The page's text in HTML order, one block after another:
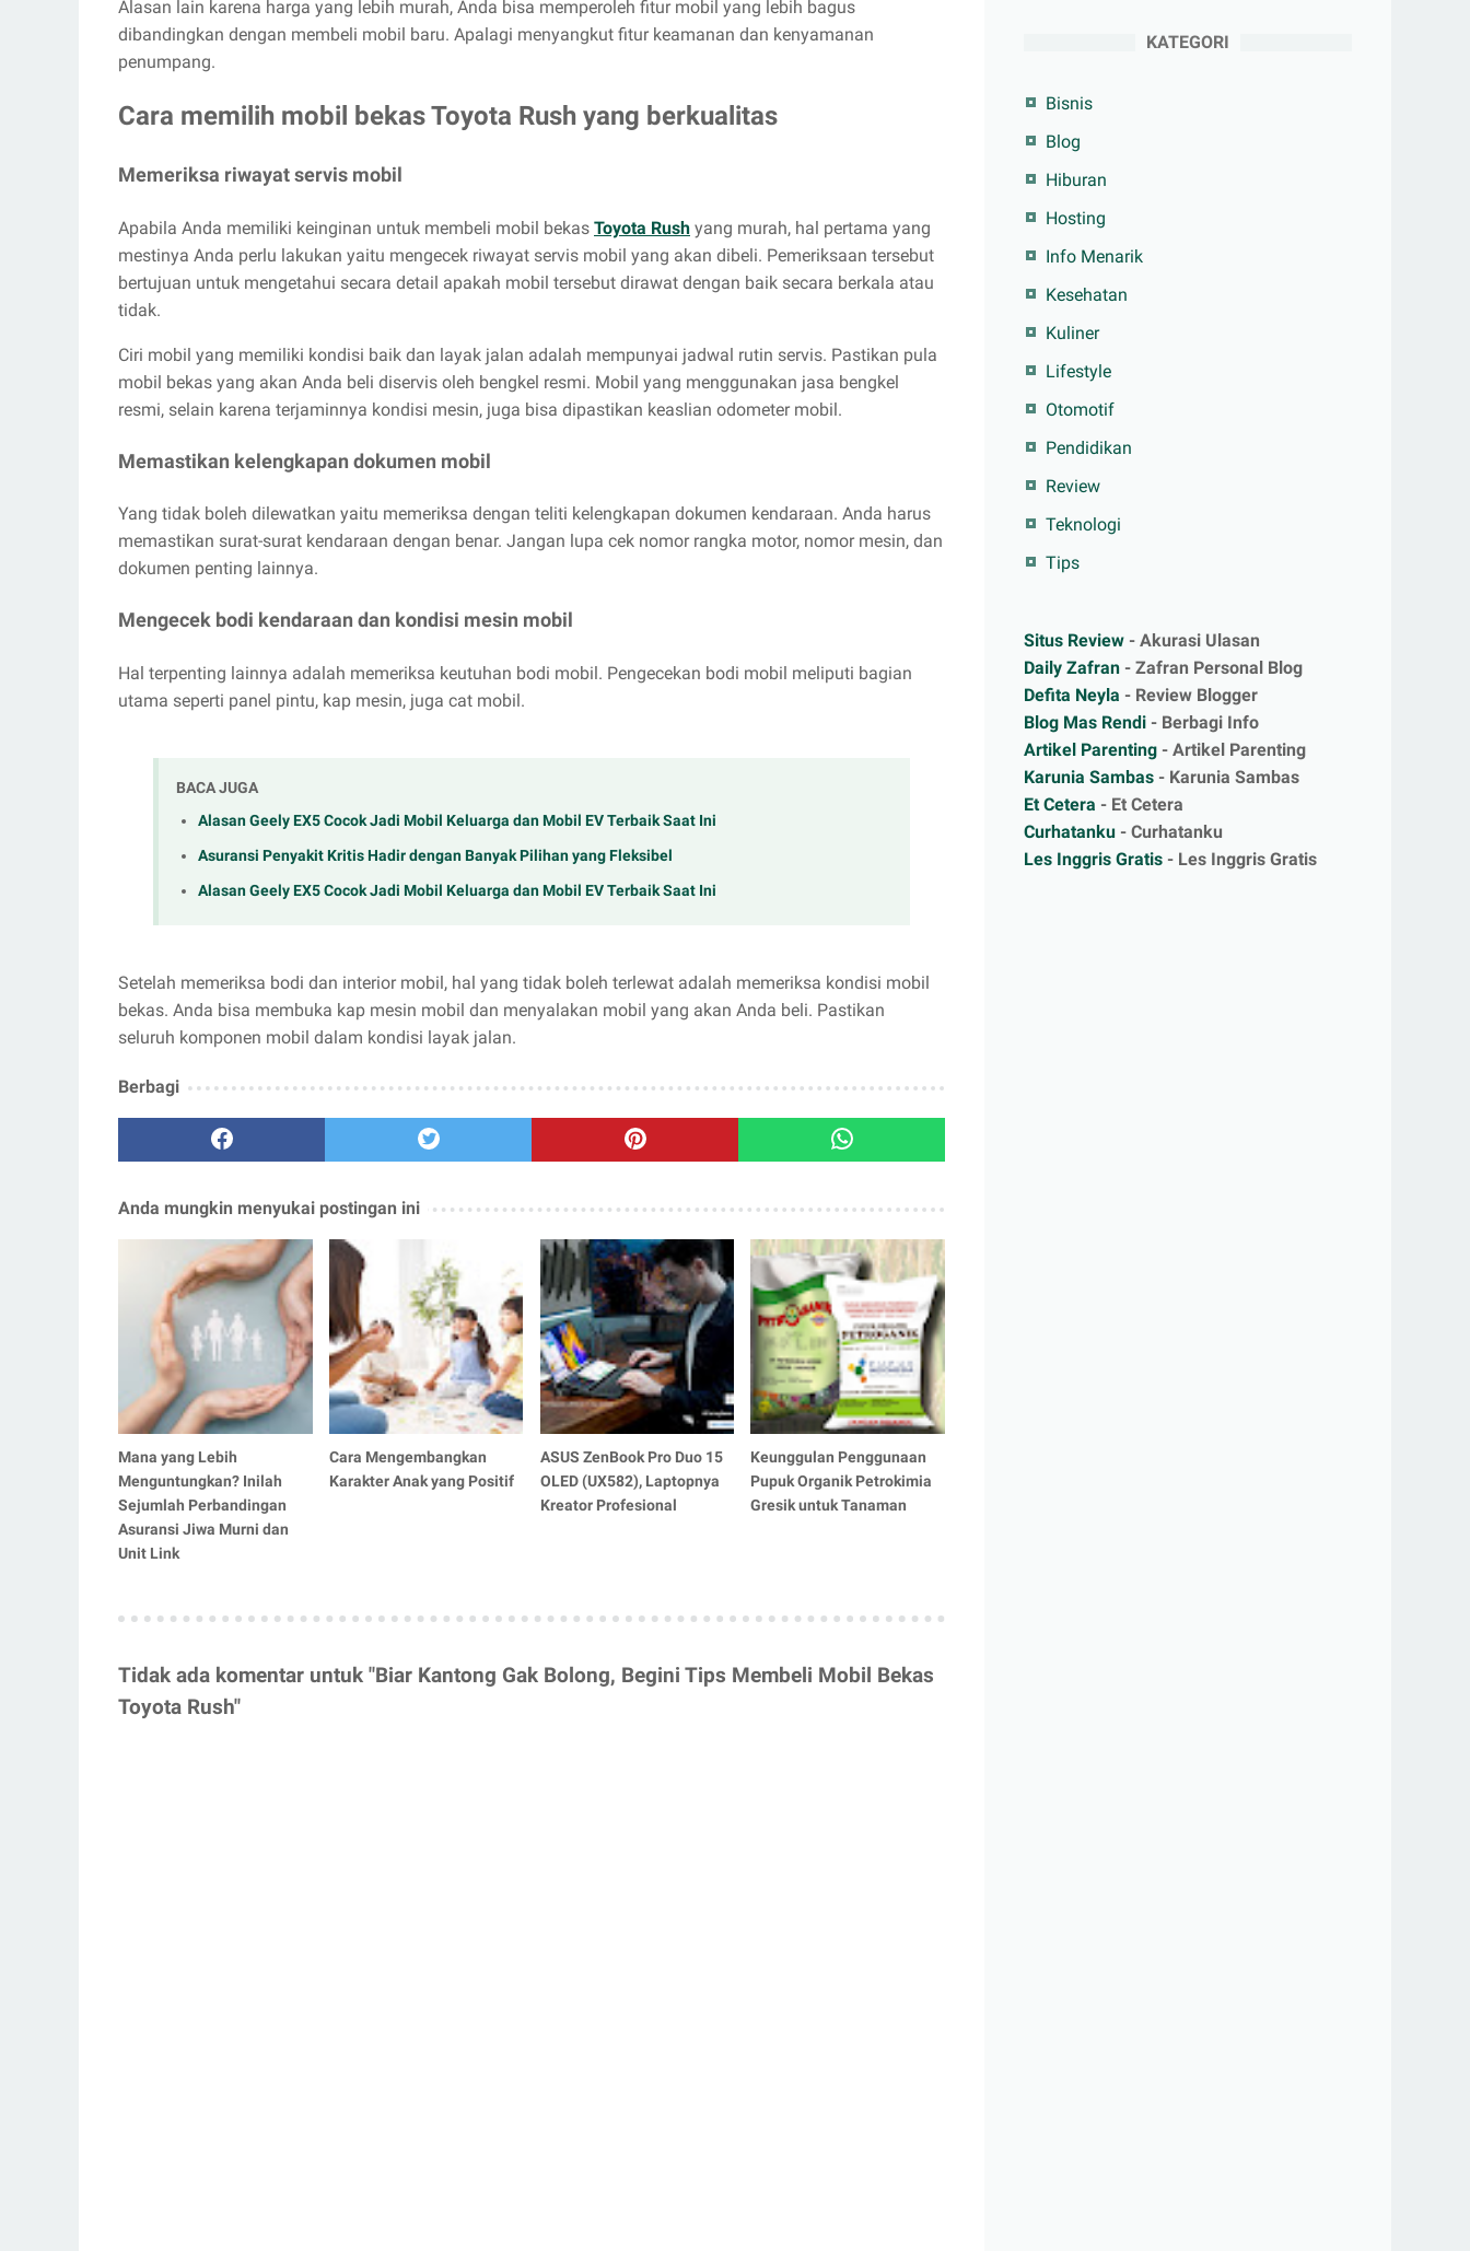
Alasan lain karena harga yang lebih murah, Anda bisa memperoleh fitur mobil yang lebih bagus
dibandingkan dengan membeli mobil baru. Apalagi menyangkut fitur keamanan dan kenyamanan
penumpang.
Cara memilih mobil bekas Toyota Rush yang berkualitas
Memeriksa riwayat servis mobil
Apabila Anda memiliki keinginan untuk membeli mobil bekas Toyota Rush yang murah, hal pertama yang
mestinya Anda perlu lakukan yaitu mengecek riwayat servis mobil yang akan dibeli. Pemeriksaan tersebut
bertujuan untuk mengetahui secara detail apakah mobil tersebut dirawat dengan baik secara berkala atau
tidak.
Ciri mobil yang memiliki kondisi baik dan layak jalan adalah mempunyai jadwal rutin servis. Pastikan pula
mobil bekas yang akan Anda beli diservis oleh bengkel resmi. Mobil yang menggunakan jasa bengkel
resmi, selain karena terjaminnya kondisi mesin, juga bisa dipastikan keaslian odometer mobil.
Memastikan kelengkapan dokumen mobil
Yang tidak boleh dilewatkan yaitu memeriksa dengan teliti kelengkapan dokumen kendaraan. Anda harus
memastikan surat-surat kendaraan dengan benar. Jangan lupa cek nomor rangka motor, nomor mesin, dan
dokumen penting lainnya.
Mengecek bodi kendaraan dan kondisi mesin mobil
Hal terpenting lainnya adalah memeriksa keutuhan bodi mobil. Pengecekan bodi mobil meliputi bagian
utama seperti panel pintu, kap mesin, juga cat mobil.
BACA JUGA
Alasan Geely EX5 Cocok Jadi Mobil Keluarga dan Mobil EV Terbaik Saat Ini
Asuransi Penyakit Kritis Hadir dengan Banyak Pilihan yang Fleksibel
Alasan Geely EX5 Cocok Jadi Mobil Keluarga dan Mobil EV Terbaik Saat Ini
Setelah memeriksa bodi dan interior mobil, hal yang tidak boleh terlewat adalah memeriksa kondisi mobil
bekas. Anda bisa membuka kap mesin mobil dan menyalakan mobil yang akan Anda beli. Pastikan
seluruh komponen mobil dalam kondisi layak jalan.
Berbagi
Anda mungkin menyukai postingan ini
Mana yang Lebih
Menguntungkan? Inilah
Sejumlah Perbandingan
Asuransi Jiwa Murni dan
Unit Link
Cara Mengembangkan
Karakter Anak yang Positif
ASUS ZenBook Pro Duo 15
OLED (UX582), Laptopnya
Kreator Profesional
Keunggulan Penggunaan
Pupuk Organik Petrokimia
Gresik untuk Tanaman
Tidak ada komentar untuk "Biar Kantong Gak Bolong, Begini Tips Membeli Mobil Bekas
Toyota Rush"
KATEGORI
Bisnis
Blog
Hiburan
Hosting
Info Menarik
Kesehatan
Kuliner
Lifestyle
Otomotif
Pendidikan
Review
Teknologi
Tips
Situs Review - Akurasi Ulasan
Daily Zafran - Zafran Personal Blog
Defita Neyla - Review Blogger
Blog Mas Rendi - Berbagi Info
Artikel Parenting - Artikel Parenting
Karunia Sambas - Karunia Sambas
Et Cetera - Et Cetera
Curhatanku - Curhatanku
Les Inggris Gratis - Les Inggris Gratis